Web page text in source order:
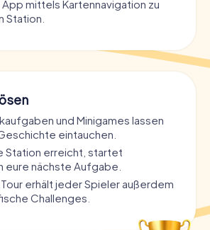
mittels Kartennavigation zu
Station.
und Minigames lassen
eintauchen.
Station erreicht, startet
eure nächste Aufgabe.
erhält jeder Spieler außerdem
Challenges.